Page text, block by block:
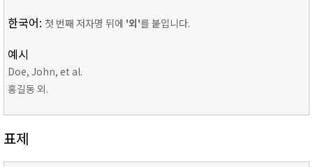
한국어: 첫 번째 저자명 뒤에 '외'를 붙입니다.
예시
Doe, John, et al.
홍길동 외.
표제